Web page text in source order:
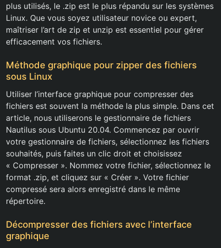
plus utilisés, le .zip est le plus répandu sur les systèmes
Linux. Que vous soyez utilisateur novice ou expert,
maîtriser l’art de zip et unzip est essentiel pour gérer
efficacement vos fichiers.
Méthode graphique pour zipper des fichiers
sous Linux
Utiliser l’interface graphique pour compresser des
fichiers est souvent la méthode la plus simple. Dans cet
article, nous utiliserons le gestionnaire de fichiers
Nautilus sous Ubuntu 20.04. Commencez par ouvrir
votre gestionnaire de fichiers, sélectionnez les fichiers
souhaités, puis faites un clic droit et choisissez
« Compresser ». Nommez votre fichier, sélectionnez le
format .zip, et cliquez sur « Créer ». Votre fichier
compressé sera alors enregistré dans le même
répertoire.
Décompresser des fichiers avec l’interface
graphique